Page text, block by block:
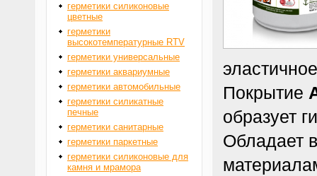
Покрытие
образует
Обладает
герметики силиконовые
цветные
герметики
высокотемпературные RTV
герметики универсальные
герметики аквариумные
герметики автомобильные
герметики силикатные
печные
герметики санитарные
герметики паркетные
герметики силиконовые для
камня и мрамора